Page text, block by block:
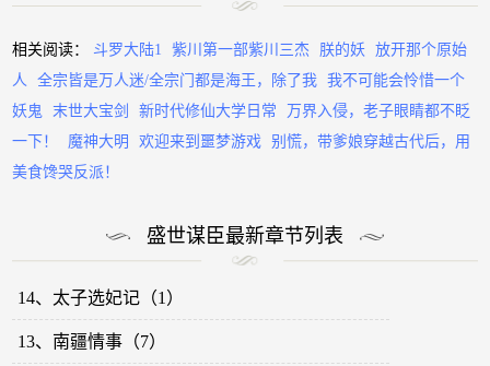
相关阅读： 斗罗大陆1 紫川第一部紫川三杰 朕的妖
放开那个原始
人
全宗皆是万人迷/全宗门都是海王，除了我
我不可能会怜惜一个
妖鬼
末世大宝剑 新时代修仙大学日常
万界入侵，老子眼睛都不眨
一下！
魔神大明 欢迎来到噩梦游戏
别慌，带爹娘穿越古代后，用
美食馋哭反派！
盛世谋臣最新章节列表
14、太子选妃记（1）
13、南疆情事（7）